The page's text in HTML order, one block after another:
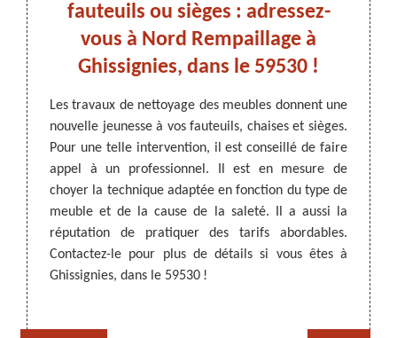
ARTISAN DEZITTER, REMPAILLAGE -
CANNAGE - RECOLLAGE, 59 NORD
Rempaillage fauteuil,
Cannage fauteuil, chaises
les
à un
vos
tels
fauteuils ou sièges : adressez-
vous à Nord Rempaillage à
Ghissignies, dans le 59530 !
Les travaux de nettoyage des meubles donnent une
nouvelle jeunesse à vos fauteuils, chaises et sièges.
Pour une telle intervention, il est conseillé de faire
appel à un professionnel. Il est en mesure de
choyer la technique adaptée en fonction du type de
meuble et de la cause de la saleté. Il a aussi la
réputation de pratiquer des tarifs abordables.
Contactez-le pour plus de détails si vous êtes à
Ghissignies, dans le 59530 !
Avec
les
il
que